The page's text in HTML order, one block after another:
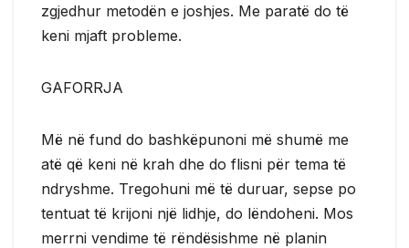
zgjedhur metodën e joshjes. Me paratë do të
keni mjaft probleme.
GAFORRJA
Më në fund do bashkëpunoni më shumë me
atë që keni në krah dhe do flisni për tema të
ndryshme. Tregohuni më të duruar, sepse po
tentuat të krijoni një lidhje, do lëndoheni. Mos
merrni vendime të rëndësishme në planin